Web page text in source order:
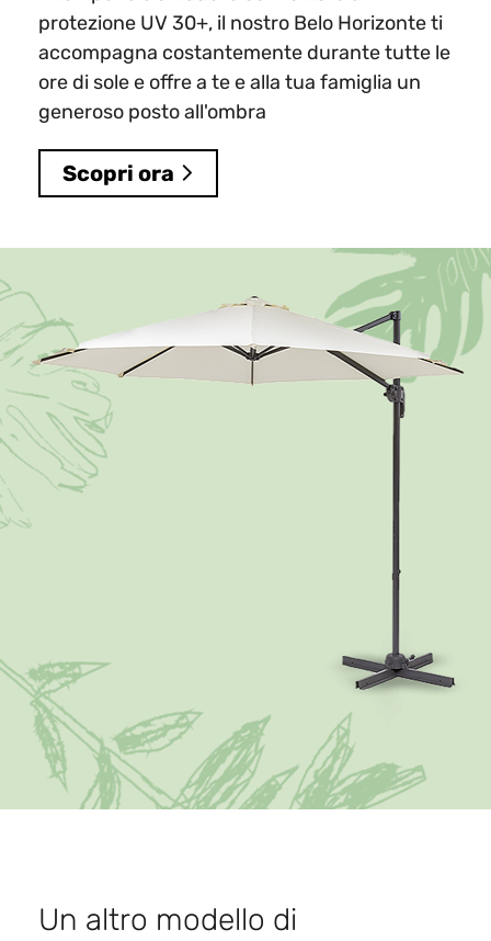
protezione UV 30+, il nostro Belo Horizonte ti
accompagna costantemente durante tutte le
ore di sole e offre a te e alla tua famiglia un
generoso posto all'ombra
Scopri ora
Un altro modello di